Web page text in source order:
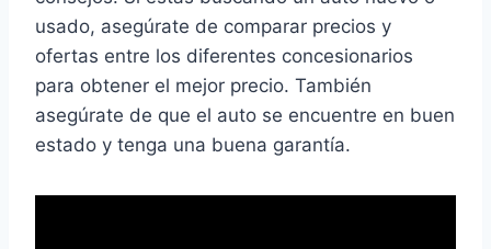
usado, asegúrate de comparar precios y
ofertas entre los diferentes concesionarios
para obtener el mejor precio. También
asegúrate de que el auto se encuentre en buen
estado y tenga una buena garantía.